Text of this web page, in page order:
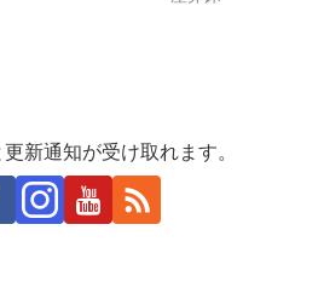
新通知が受け取れます。